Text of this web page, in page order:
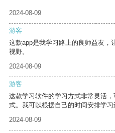
2024-08-09
游客
这款app是我学习路上的良师益友，
视野。
2024-08-09
游客
这款学习软件的学习方式非常灵活
式。我可以根据自己的时间安排学习
2024-08-09